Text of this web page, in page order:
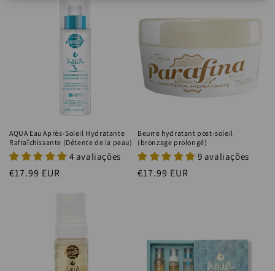
AQUA Eau Après-Soleil Hydratante
Rafraîchissante (Détente de la peau)
4 avaliações
Prix
€17.99 EUR
Beurre hydratant post-soleil
(bronzage prolongé)
9 avaliações
Prix
€17.99 EUR